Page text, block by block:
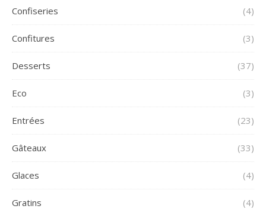
Confiseries (4)
Confitures (3)
Desserts (37)
Eco (3)
Entrées (23)
Gâteaux (33)
Glaces (4)
Gratins (4)